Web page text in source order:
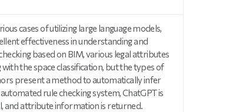
cases of utilizing large language models,
effectiveness in understanding and
based on BIM, various legal attributes
the space classification, but the types of
present a method to automatically infer
rule checking system, ChatGPT is
and attribute information is returned.